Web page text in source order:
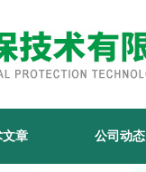
文章 公司动态